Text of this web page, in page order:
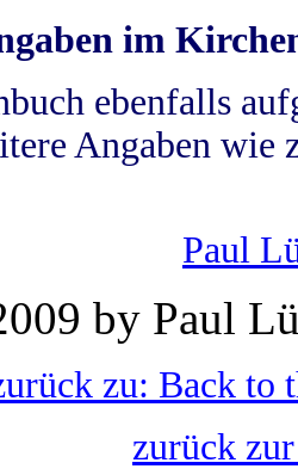
im
ebenfalls
Angaben wie
Paul
by Paul
zu: Back to
zurück